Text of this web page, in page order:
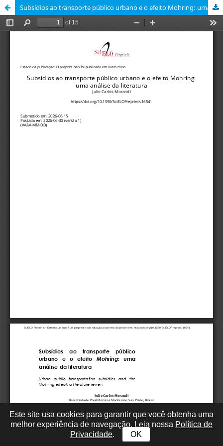
Subsídios ao transporte público urbano e o efeito Mohring: uma análise da literatura
Este site usa cookies para garantir que você obtenha uma
melhor experiência de navegação. Leia nossa Política de
Privacidade. OK